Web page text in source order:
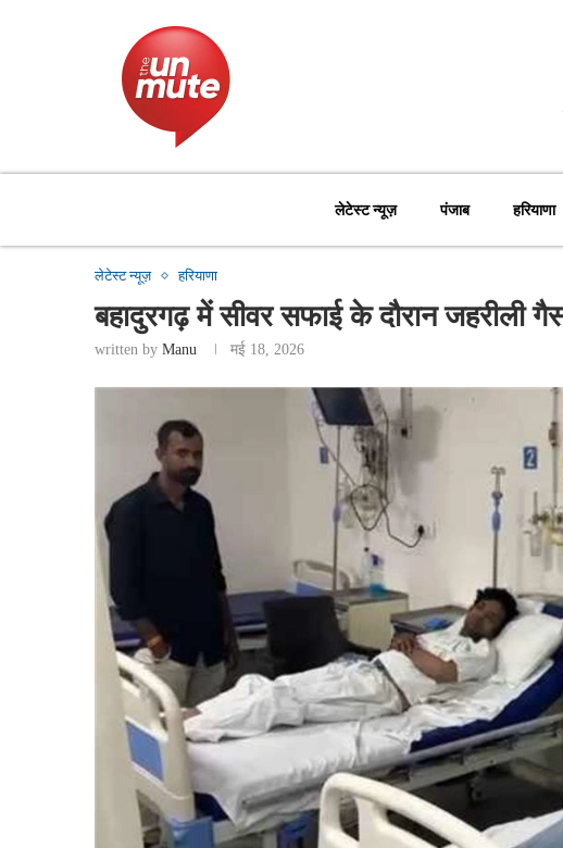
लेटेस्ट न्यूज़ पंजाब हरियाणा
लेटेस्ट न्यूज़ हरियाणा
बहादुरगढ़ में सीवर सफाई के दौरान जहरीली
written by Manu मई 18, 2026